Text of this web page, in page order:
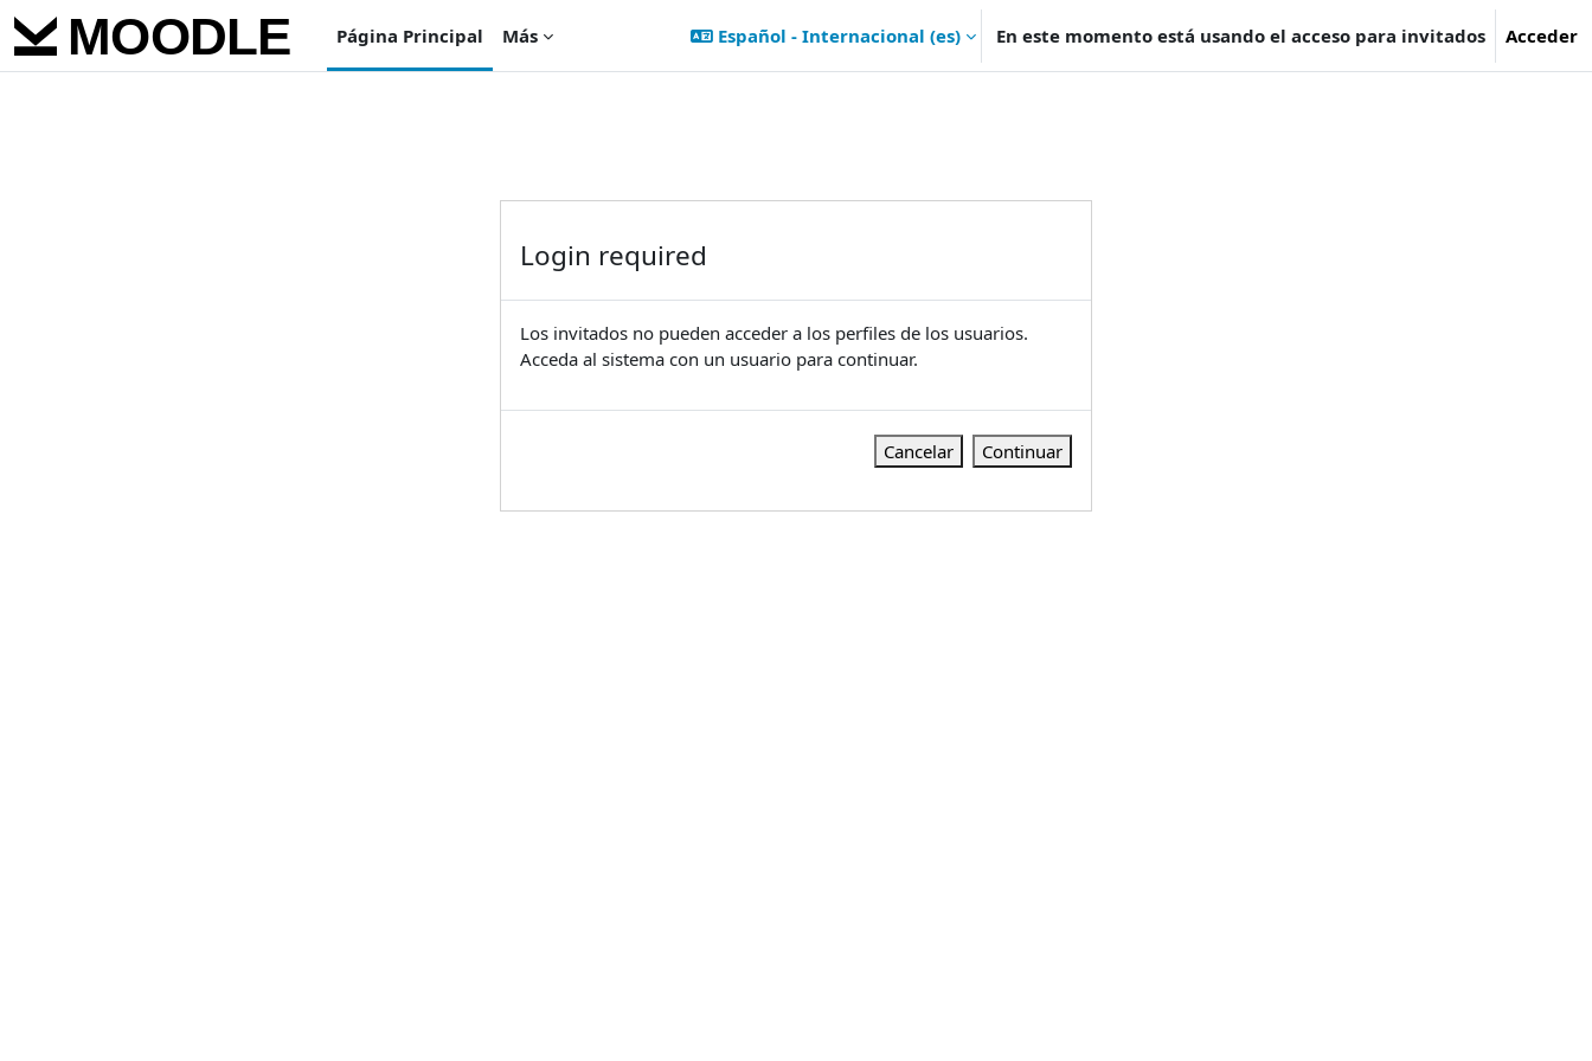
Salta al contenido principal
Página Principal
Más Español - Internacional ‎(es)‎ En este momento está usando el acceso para invitados Acceder
Login required
Los invitados no pueden acceder a los perfiles de los usuarios.
Acceda al sistema con un usuario para continuar.
Cancelar Continuar